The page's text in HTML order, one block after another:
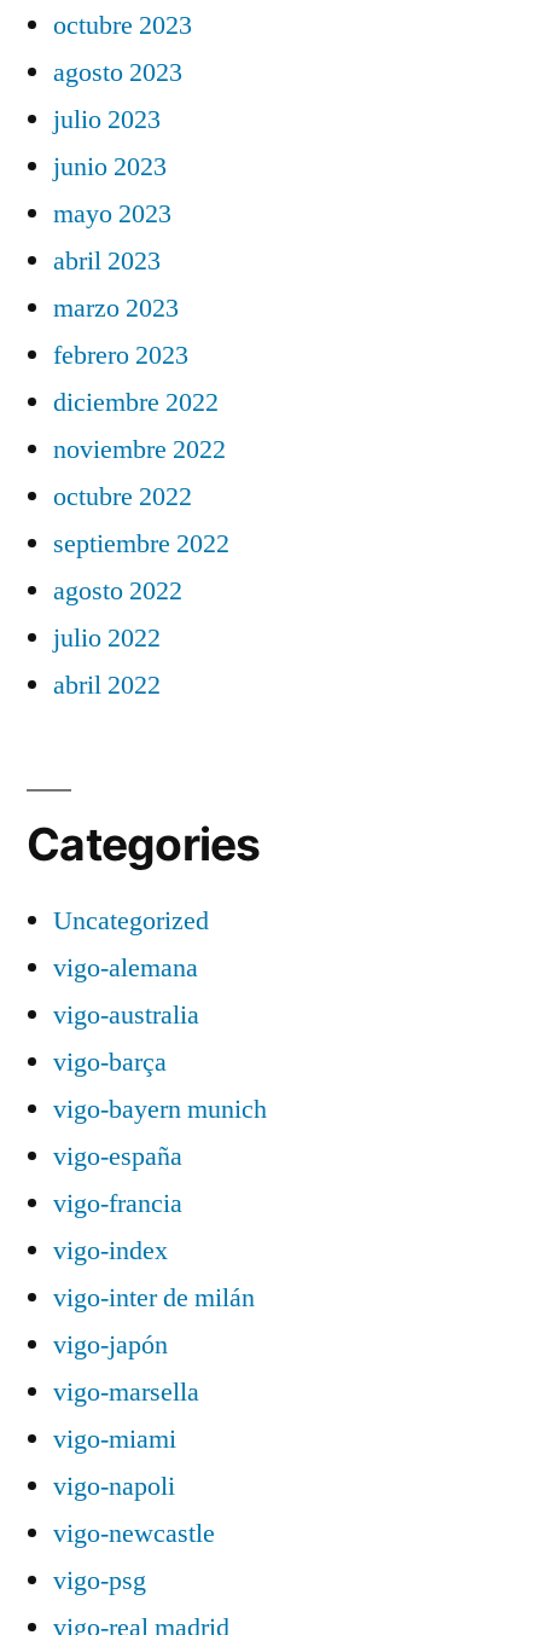
octubre 2023
agosto 2023
julio 2023
junio 2023
mayo 2023
abril 2023
marzo 2023
febrero 2023
diciembre 2022
noviembre 2022
octubre 2022
septiembre 2022
agosto 2022
julio 2022
abril 2022
Categories
Uncategorized
vigo-alemana
vigo-australia
vigo-barça
vigo-bayern munich
vigo-españa
vigo-francia
vigo-index
vigo-inter de milán
vigo-japón
vigo-marsella
vigo-miami
vigo-napoli
vigo-newcastle
vigo-psg
vigo-real madrid